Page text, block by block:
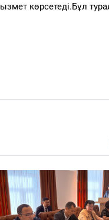
көрсетеді.Бұл